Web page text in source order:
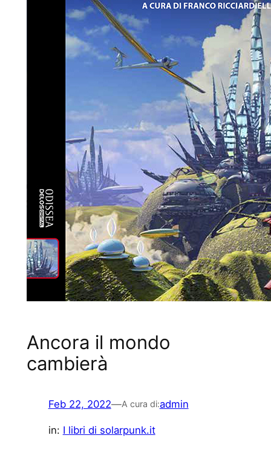
Ancora il mondo
cambierà
Feb 22, 2022—A cura di:admin
in: I libri di solarpunk.it